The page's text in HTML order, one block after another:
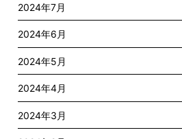
2024年7月
2024年6月
2024年5月
2024年4月
2024年3月